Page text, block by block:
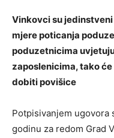
Vinkovci su
mjere poticanja
poduzetnicima
zaposlenicima, tako
dobiti povišice
Potpisivanjem ugovora
godinu za redom Grad